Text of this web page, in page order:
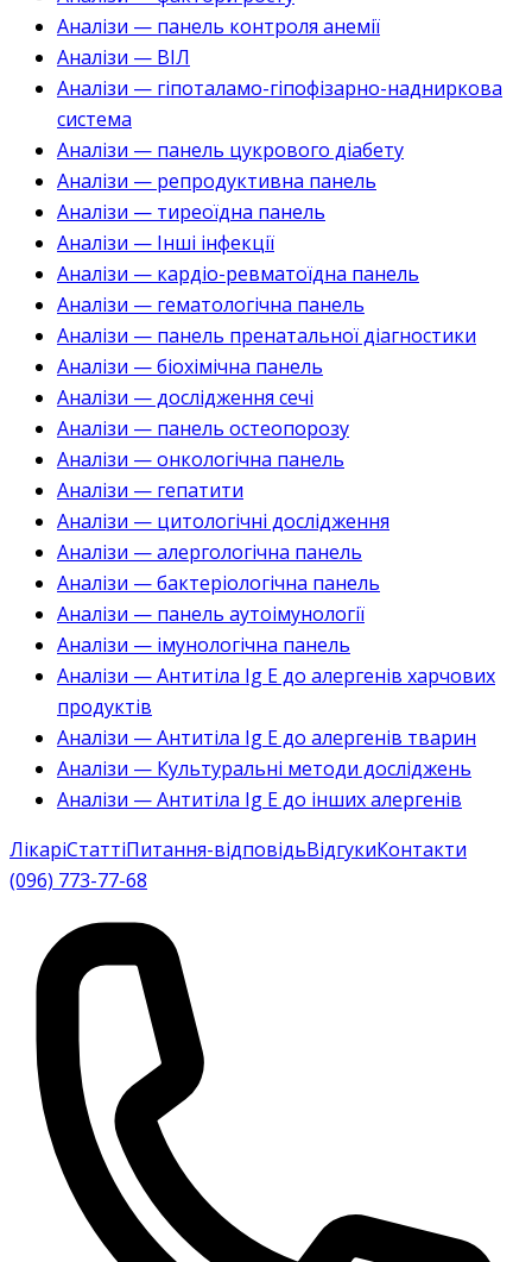
Аналізи — панель контроля анемії
Аналізи — ВІЛ
Аналізи — гіпоталамо-гіпофізарно-надниркова
система
Аналізи — панель цукрового діабету
Аналізи — репродуктивна панель
Аналізи — тиреоїдна панель
Аналізи — Інші інфекції
Аналізи — кардіо-ревматоїдна панель
Аналізи — гематологічна панель
Аналізи — панель пренатальної діагностики
Аналізи — біохімічна панель
Аналізи — дослідження сечі
Аналізи — панель остеопорозу
Аналізи — онкологічна панель
Аналізи — гепатити
Аналізи — цитологічні дослідження
Аналізи — алергологічна панель
Аналізи — бактеріологічна панель
Аналізи — панель аутоімунології
Аналізи — імунологічна панель
Аналізи — Антитіла Ig E до алергенів харчових
продуктів
Аналізи — Антитіла Ig E до алергенів тварин
Аналізи — Культуральні методи досліджень
Аналізи — Антитіла Ig E до інших алергенів
ЛікаріСтаттіПитання-відповідьВідгукиКонтакти
(096) 773-77-68